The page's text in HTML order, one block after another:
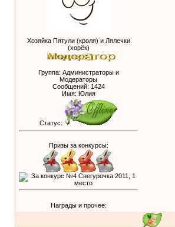
Хозяйка Пятули (кроля) и Лялечки
(хорёк)
Группа: Администраторы и
Модераторы
Сообщений: 1424
Имя: Юлия
Статус:
Призы за конкурсы:
Награды и прочее: